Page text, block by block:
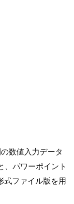
数値入力データ
、パワーポイント
式ファイル版を用